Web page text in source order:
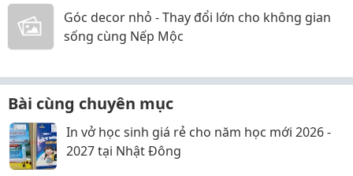
Góc decor nhỏ - Thay đổi lớn cho không gian
sống cùng Nếp Mộc
Bài cùng chuyên mục
In vở học sinh giá rẻ cho năm học mới 2026 -
2027 tại Nhật Đông